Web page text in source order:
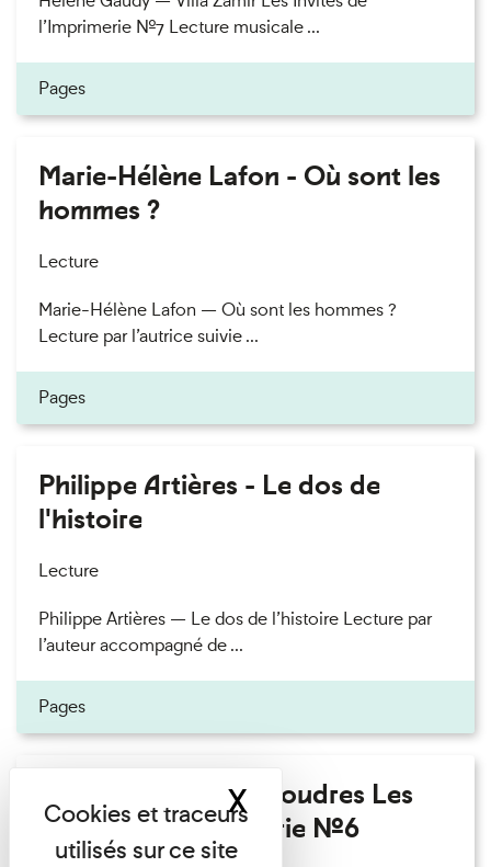
l’Imprimerie n°7 Lecture musicale ...
Pages
Marie-Hélène Lafon - Où sont les
hommes ?
Lecture
Marie-Hélène Lafon — Où sont les hommes ?
Lecture par l’autrice suivie ...
Pages
Philippe Artières - Le dos de
l'histoire
Lecture
Philippe Artières — Le dos de l’histoire Lecture par
l’auteur accompagné de ...
Pages
Fanny Taillandier - Foudres Les
Invités de l’Imprimerie n°6
XMasquer le